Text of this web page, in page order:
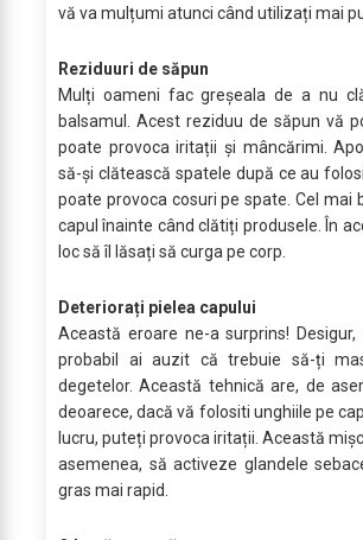
vă va mulțumi atunci când utilizați mai
Reziduuri de săpun
Mulți oameni fac greșeala de a nu
balsamul. Acest reziduu de săpun vă
poate provoca iritații și mâncărimi.
să-și clătească spatele după ce au
poate provoca cosuri pe spate. Cel mai
capul înainte când clătiți produsele. În
loc să îl lăsați să curga pe corp.
Deteriorați pielea capului
Această eroare ne-a surprins!
probabil ai auzit că trebuie să-ți
degetelor. Această tehnică are, de
deoarece, dacă vă folositi unghiile pe
lucru, puteți provoca iritații. Această
asemenea, să activeze glandele
gras mai rapid.